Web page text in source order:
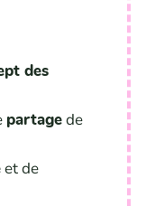
des
partagede
et de